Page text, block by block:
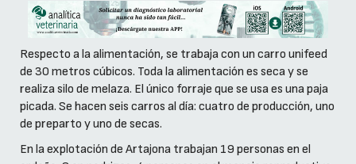
Respecto a la alimentación, se trabaja con un carro unifeed
de 30 metros cúbicos. Toda la alimentación es seca y se
realiza silo de melaza. El único forraje que se usa es una paja
picada. Se hacen seis carros al día: cuatro de producción, uno
de preparto y uno de secas.
En la explotación de Artajona trabajan 19 personas en el